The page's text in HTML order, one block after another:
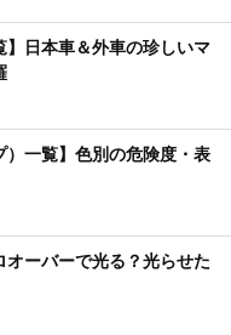
】日本車＆外車の珍しいマ
）一覧】色別の危険度・表
ーバーで光る？光らせた